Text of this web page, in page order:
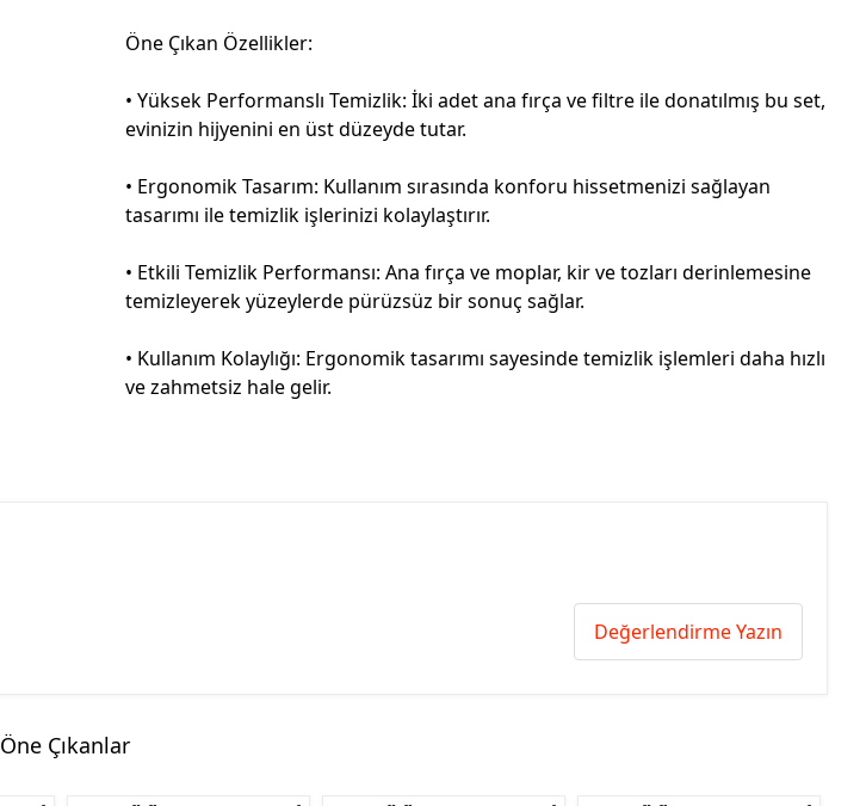
Öne Çıkan Özellikler:
• Yüksek Performanslı Temizlik: İki adet ana fırça ve filtre ile donatılmış bu set,
evinizin hijyenini en üst düzeyde tutar.
• Ergonomik Tasarım: Kullanım sırasında konforu hissetmenizi sağlayan
tasarımı ile temizlik işlerinizi kolaylaştırır.
• Etkili Temizlik Performansı: Ana fırça ve moplar, kir ve tozları derinlemesine
temizleyerek yüzeylerde pürüzsüz bir sonuç sağlar.
• Kullanım Kolaylığı: Ergonomik tasarımı sayesinde temizlik işlemleri daha hızlı
ve zahmetsiz hale gelir.
Değerlendirme Yazın
Öne Çıkanlar